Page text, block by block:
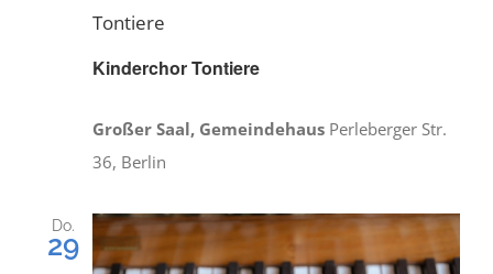
Kinderchor Tontiere
Tontiere
Großer Saal, Gemeindehaus Perleberger Str.
36, Berlin
Do.
29